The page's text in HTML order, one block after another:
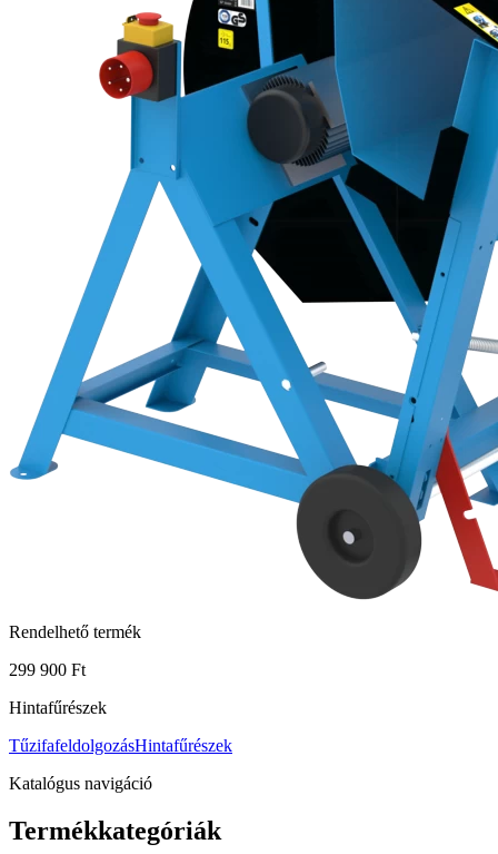
Rendelhető termék
299 900 Ft
Hintafűrészek
TűzifafeldolgozásHintafűrészek
Katalógus navigáció
Termékkategóriák